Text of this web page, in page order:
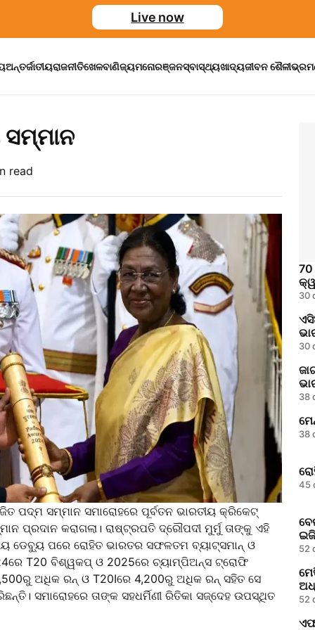
Live now
ଅନ୍ତର୍ଜାତୀୟରାଜନୀତିଖେଳବାଣିଜ୍ୟମନୋରଞ୍ଜନସ୍ବାସ୍ଥ୍ୟଖାଦ୍ୟଜୀବନ ଶୈଳୀ
ସମ୍ମାନ
read
ପଦ୍ମ ସମ୍ମାନ ସମାରୋହରେ ପୂର୍ବତନ ଭାରତୀୟ କ୍ରିକେଟ୍‌
ପ୍ରଦାନ କରାଗଲା। ରାଷ୍ଟ୍ରପତି ଦ୍ରୌପଦୀ ମୁର୍ମୁ ତାଙ୍କୁ ଏହି
ଡେବ୍ୟୁ ପରେ ରୋହିତ ଭାରତର ସଫଳତମ ବ୍ୟାଟ୍ସମାନ୍‌ ଓ
T20 ବିଶ୍ୱକପ୍‌ ଓ 2025ରେ ଚ୍ୟାମ୍ପିଅନ୍‌ସ ଟ୍ରୋଫି
ଅଧିକ ରନ୍‌ ଓ T20Iରେ 4,200ରୁ ଅଧିକ ରନ୍‌ ସହିତ ସେ
ସମାରୋହରେ ତାଙ୍କ ସହଧର୍ମିଣୀ ରିତିକା ସଜ୍ଦେହ ଉପସ୍ଥିତ
30
30
38
38
45
52
52